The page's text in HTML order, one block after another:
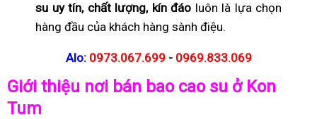
su uy tín, chất lượng, kín đáo luôn là lựa chọn
hàng đầu của khách hàng sành điệu.
Alo: 0973.067.699 - 0969.833.069
Giới thiệu nơi bán bao cao su ở Kon
Tum